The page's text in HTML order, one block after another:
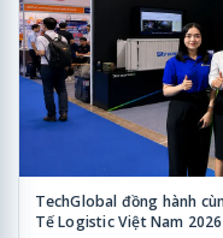
TechGlobal đồng hành
Tế Logistic Việt Nam 2026